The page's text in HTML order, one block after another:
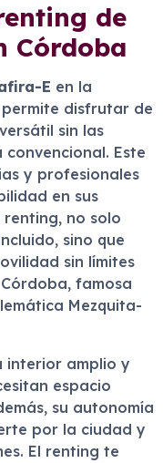
de
Córdoba
E en la
disfrutar de
sin las
Este
y profesionales
en sus
renting, no solo
sino que
sin límites
famosa
Mezquita-
interior amplio y
espacio
su autonomía
por la ciudad y
El renting te